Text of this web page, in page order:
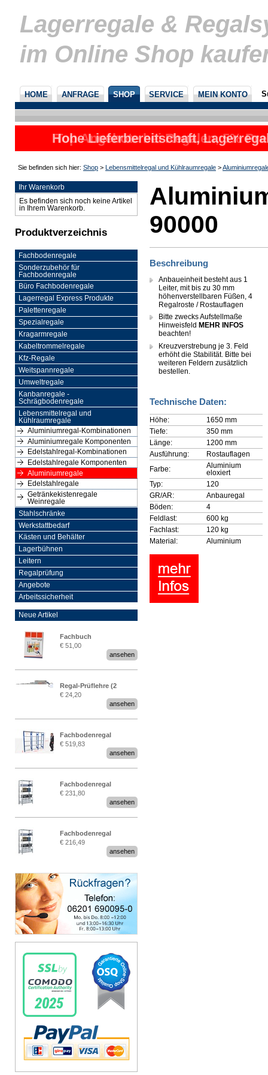
Lagerregale &
im Online Shop
HOME ANFRAGE SHOP SERVICE MEIN KONTO
Top Angebote bei Regalen, 5%
Hohe Lieferbereitschaft,
nicht
Sie befinden sich hier: Shop > Lebensmittelregal und Kühlraumregale >
Ihr Warenkorb
Es befinden sich noch keine Artikel
in Ihrem Warenkorb.
Produktverzeichnis
Fachbodenregale
Sonderzubehör für
Fachbodenregale
Büro Fachbodenregale
Lagerregal Express Produkte
Palettenregale
Spezialregale
Kragarmregale
Kabeltrommelregale
Kfz-Regale
Weitspannregale
Umweltregale
Kanbanregale -
Schrägbodenregale
Lebensmittelregal und
Kühlraumregale
Aluminiumregal-Kombinationen
Aluminiumregale Komponenten
Edelstahlregal-Kombinationen
Edelstahlregale Komponenten
Aluminiumregale
Edelstahlregale
Getränkekistenregale
Weinregale
Stahlschränke
Werkstattbedarf
Kästen und Behälter
Lagerbühnen
Leitern
Regalprüfung
Angebote
Arbeitssicherheit
Neue Artikel
Fachbuch
„Regalprüfung nach DIN
€ 51,00
ansehen
Regal-Prüflehre (2
Stück)
€ 24,20
ansehen
Fachbodenregal
Stecksystem MultiPlus
2,25 Meter breit
€ 519,83
ansehen
Fachbodenregal
Stecksystem MultiPlus
€ 231,80
ansehen
Fachbodenregal
Stecksystem MultiPlus
€ 216,49
ansehen
90000
Beschreibung
Anbaueinheit besteht aus 1
Leiter, mit bis zu 30 mm
höhenverstellbaren Füßen, 4
Regalroste / Rostauflagen
Bitte zwecks Aufstellmaße
Hinweisfeld MEHR INFOS
beachten!
Kreuzverstrebung je 3. Feld
erhöht die Stabilität. Bitte bei
weiteren Feldern zusätzlich
bestellen.
Technische Daten:
Höhe:
1650 mm
Tiefe:
350 mm
Länge:
1200 mm
Ausführung:
Rostauflagen
Farbe:
Aluminium
eloxiert
Typ:
120
GR/AR:
Anbauregal
Böden:
4
Feldlast:
600 kg
Fachlast:
120 kg
Material:
Aluminium